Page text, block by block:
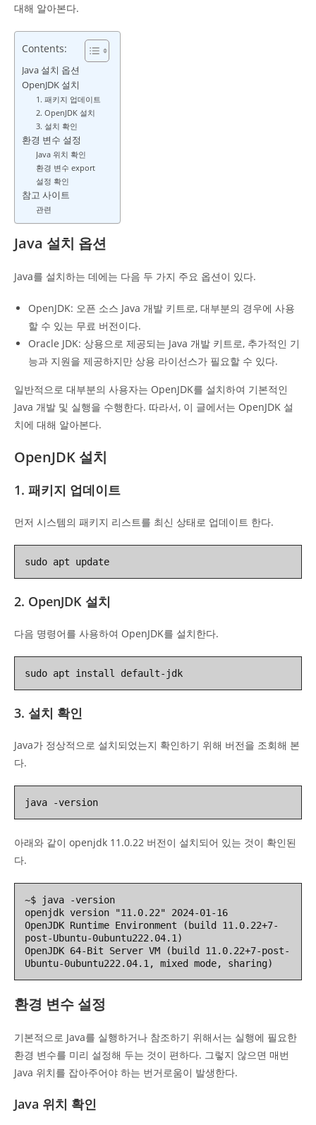
대해 알아본다.
Contents:
Java 설치 옵션
OpenJDK 설치
1. 패키지 업데이트
2. OpenJDK 설치
3. 설치 확인
환경 변수 설정
Java 위치 확인
환경 변수 export
설정 확인
참고 사이트
관련
Java 설치 옵션
Java를 설치하는 데에는 다음 두 가지 주요 옵션이 있다.
OpenJDK: 오픈 소스 Java 개발 키트로, 대부분의 경우에 사용
할 수 있는 무료 버전이다.
Oracle JDK: 상용으로 제공되는 Java 개발 키트로, 추가적인 기
능과 지원을 제공하지만 상용 라이선스가 필요할 수 있다.
일반적으로 대부분의 사용자는 OpenJDK를 설치하여 기본적인
Java 개발 및 실행을 수행한다. 따라서, 이 글에서는 OpenJDK 설
치에 대해 알아본다.
OpenJDK 설치
1. 패키지 업데이트
먼저 시스템의 패키지 리스트를 최신 상태로 업데이트 한다.
sudo apt update
2. OpenJDK 설치
다음 명령어를 사용하여 OpenJDK를 설치한다.
sudo apt install default-jdk
3. 설치 확인
Java가 정상적으로 설치되었는지 확인하기 위해 버전을 조회해 본
다.
java -version
아래와 같이 openjdk 11.0.22 버전이 설치되어 있는 것이 확인된
다.
~$ java -version
openjdk version "11.0.22" 2024-01-16
OpenJDK Runtime Environment (build 11.0.22+7-
post-Ubuntu-0ubuntu222.04.1)
OpenJDK 64-Bit Server VM (build 11.0.22+7-post-
환경 변수 설정
기본적으로 Java를 실행하거나 참조하기 위해서는 실행에 필요한
환경 변수를 미리 설정해 두는 것이 편하다. 그렇지 않으면 매번
Java 위치를 잡아주어야 하는 번거로움이 발생한다.
Java 위치 확인